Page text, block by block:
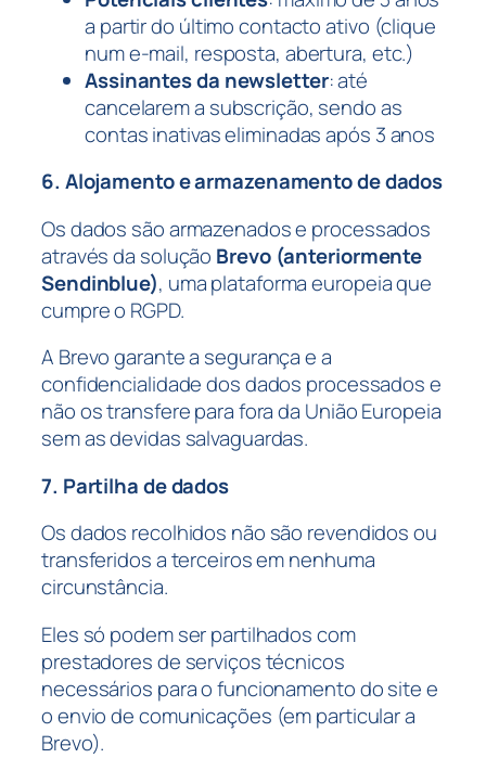
a partir do último contacto ativo (clique
num e-mail, resposta, abertura, etc.)
Assinantes da newsletter: até
cancelarem a subscrição, sendo as
contas inativas eliminadas após 3 anos
6. Alojamento e armazenamento de dados
Os dados são armazenados e processados
através da solução Brevo (anteriormente
Sendinblue), uma plataforma europeia que
cumpre o RGPD.
A Brevo garante a segurança e a
confidencialidade dos dados processados e
não os transfere para fora da União Europeia
sem as devidas salvaguardas.
7. Partilha de dados
Os dados recolhidos não são revendidos ou
transferidos a terceiros em nenhuma
circunstância.
Eles só podem ser partilhados com
prestadores de serviços técnicos
necessários para o funcionamento do site e
o envio de comunicações (em particular a
Brevo).